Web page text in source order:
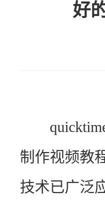
好
quicktime
制作视频教
技术已广泛